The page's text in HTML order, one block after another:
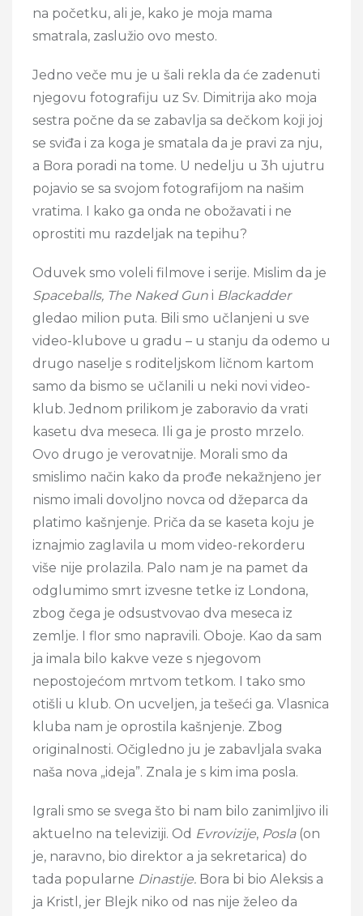
na početku, ali je, kako je moja mama
smatrala, zaslužio ovo mesto.
Jedno veče mu je u šali rekla da će zadenuti
njegovu fotografiju uz Sv. Dimitrija ako moja
sestra počne da se zabavlja sa dečkom koji joj
se sviđa i za koga je smatala da je pravi za nju,
a Bora poradi na tome. U nedelju u 3h ujutru
pojavio se sa svojom fotografijom na našim
vratima. I kako ga onda ne obožavati i ne
oprostiti mu razdeljak na tepihu?
Oduvek smo voleli filmove i serije. Mislim da je
Spaceballs, The Naked Gun i Blackadder
gledao milion puta. Bili smo učlanjeni u sve
video-klubove u gradu – u stanju da odemo u
drugo naselje s roditeljskom ličnom kartom
samo da bismo se učlanili u neki novi video-
klub. Jednom prilikom je zaboravio da vrati
kasetu dva meseca. Ili ga je prosto mrzelo.
Ovo drugo je verovatnije. Morali smo da
smislimo način kako da prođe nekažnjeno jer
nismo imali dovoljno novca od džeparca da
platimo kašnjenje. Priča da se kaseta koju je
iznajmio zaglavila u mom video-rekorderu
više nije prolazila. Palo nam je na pamet da
odglumimo smrt izvesne tetke iz Londona,
zbog čega je odsustvovao dva meseca iz
zemlje. I flor smo napravili. Oboje. Kao da sam
ja imala bilo kakve veze s njegovom
nepostojećom mrtvom tetkom. I tako smo
otišli u klub. On ucveljen, ja tešeći ga. Vlasnica
kluba nam je oprostila kašnjenje. Zbog
originalnosti. Očigledno ju je zabavljala svaka
naša nova „ideja”. Znala je s kim ima posla.
Igrali smo se svega što bi nam bilo zanimljivo ili
aktuelno na televiziji. Od Evrovizije, Posla (on
je, naravno, bio direktor a ja sekretarica) do
tada popularne Dinastije. Bora bi bio Aleksis a
ja Kristl, jer Blejk niko od nas nije želeo da